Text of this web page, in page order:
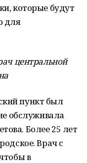
которые будут
для
центральной
пункт был
обслуживала
Более 25 лет
Врач с
в